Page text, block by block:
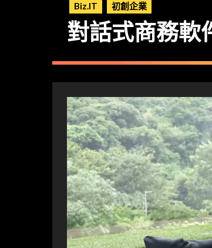
Biz.IT 初創企業
對話式商務